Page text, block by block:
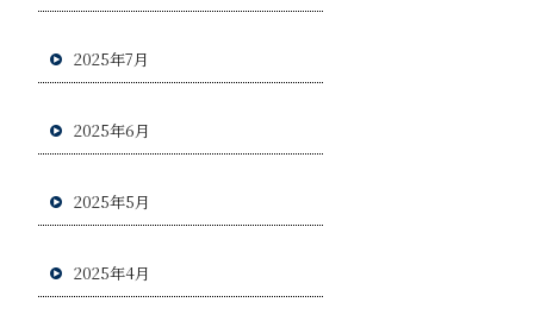
2025年7月
2025年6月
2025年5月
2025年4月